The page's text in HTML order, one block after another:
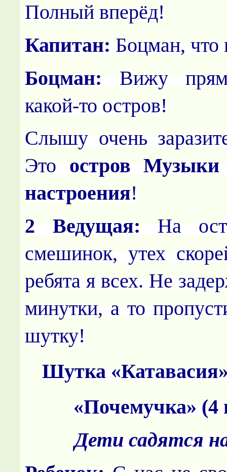
Полный вперёд!
Капитан: Боцман, что
Боцман: Вижу
какой-то остров!
Слышу очень
Это остров
настроения!
2 Ведущая: На
смешинок, утех
ребята я всех. Не
минутки, а то
шутку!
Шутка
«Почемучка» (4
Дети садятся